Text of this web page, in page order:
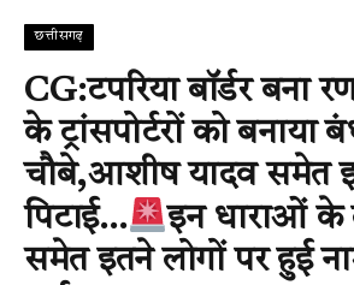
छत्तीसगढ़
CG:टपरिया बॉर्डर बना
के ट्रांसपोर्टरों को
चौबे,आशीष यादव समेत
पिटाई…
इन धाराओं के
समेत इतने लोगों पर हुई